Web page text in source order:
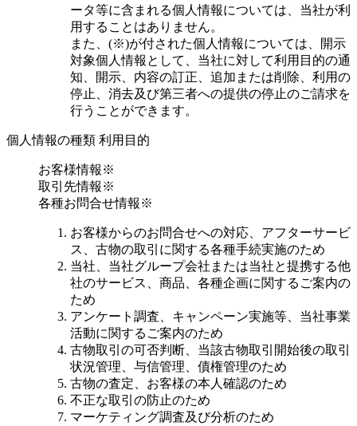
ータ等に含まれる個人情報については、当社が利
用することはありません。
また、(※)が付された個人情報については、開示
対象個人情報として、当社に対して利用目的の通
知、開示、内容の訂正、追加または削除、利用の
停止、消去及び第三者への提供の停止のご請求を
行うことができます。
個人情報の種類 利用目的
お客様情報※
取引先情報※
各種お問合せ情報※
お客様からのお問合せへの対応、アフターサービ
ス、古物の取引に関する各種手続実施のため
当社、当社グループ会社または当社と提携する他
社のサービス、商品、各種企画に関するご案内の
ため
アンケート調査、キャンペーン実施等、当社事業
活動に関するご案内のため
古物取引の可否判断、当該古物取引開始後の取引
状況管理、与信管理、債権管理のため
古物の査定、お客様の本人確認のため
不正な取引の防止のため
マーケティング調査及び分析のため